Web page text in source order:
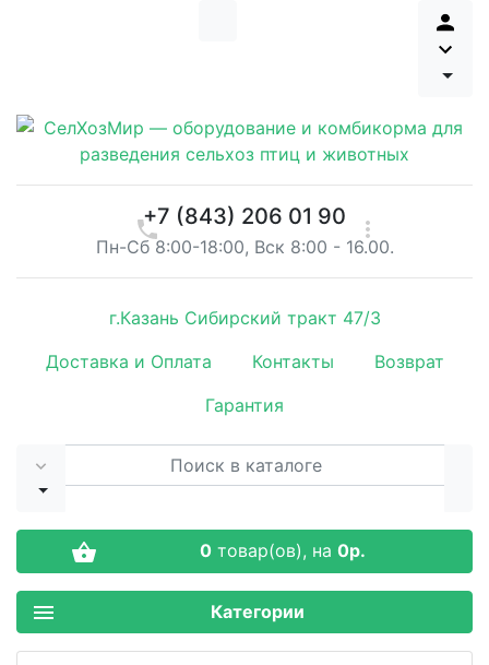
+7 (843) 206 01 90
Пн-Сб 8:00-18:00, Вск 8:00 - 16.00.
г.Казань Сибирский тракт 47/3
Доставка и Оплата
Контакты
Возврат
Гарантия
0товар(ов), на 0р.
Категории